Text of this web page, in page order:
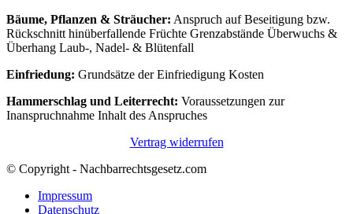
Bäume, Pflanzen & Sträucher: Anspruch auf Beseitigung bzw.
Rückschnitt hinüberfallende Früchte Grenzabstände Überwuchs &
Überhang Laub-, Nadel- & Blütenfall
Einfriedung: Grundsätze der Einfriedigung Kosten
Hammerschlag und Leiterrecht: Voraussetzungen zur
Inanspruchnahme Inhalt des Anspruches
Vertrag widerrufen
© Copyright - Nachbarrechtsgesetz.com
Impressum
Datenschutz